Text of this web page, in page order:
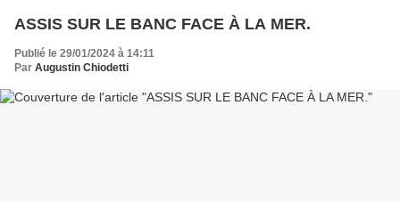
ASSIS SUR LE BANC FACE À LA MER.
Publié le 29/01/2024 à 14:11
Par Augustin Chiodetti